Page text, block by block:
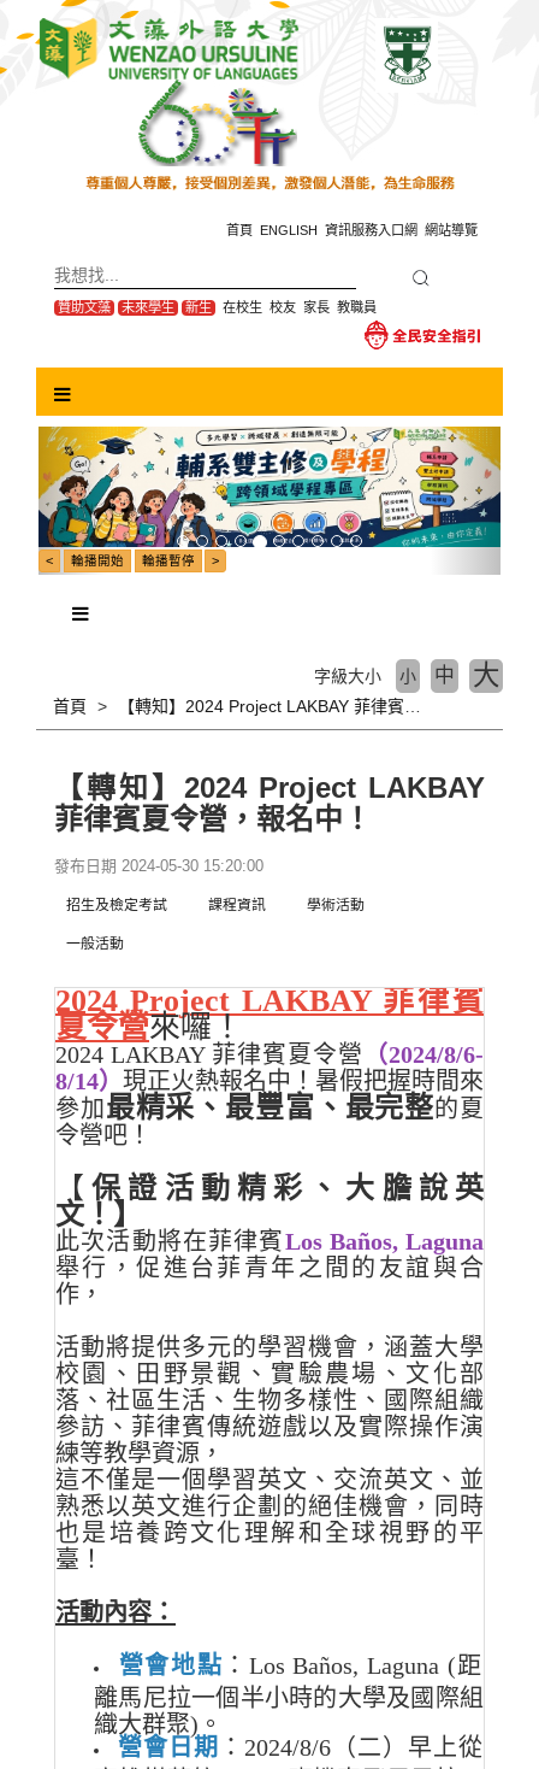
主
首頁 ENGLISH 資訊服務入口網 網站導覽
贊助文藻 未來學生 新生 在校生 校友 家長 教職員
Previous Next
首頁 【轉知】2024 Project LAKBAY 菲律賓夏令營，報名中！
字級大小 小 中 大
【轉知】2024 Project LAKBAY
菲律賓夏令營，報名中！
發布日期 2024-05-30 15:20:00
招生及檢定考試 課程資訊 學術活動
一般活動
2024 Project LAKBAY 菲律賓
夏令營來囉！
2024 LAKBAY 菲律賓夏令營 （2024/8/6-
8/14） 現正火熱報名中！暑假把握時間來
參加 最精采、最豐富、最完整的夏
令營吧！
【保證活動精彩、大膽說英
文！】
此次活動將在菲律賓Los Baños, Laguna
舉行，促進台菲青年之間的友誼與合
作，
活動將提供多元的學習機會，涵蓋大學
校園、田野景觀、實驗農場、文化部
落、社區生活、生物多樣性、國際組織
參訪、菲律賓傳統遊戲以及實際操作演
練等教學資源，
這不僅是一個學習英文、交流英文、並
熟悉以英文進行企劃的絕佳機會，同時
也是培養跨文化理解和全球視野的平
臺！
活動內容：
營會地點 ：Los Baños, Laguna (距
離馬尼拉一個半小時的大學及國際組
織大群聚)。
營會日期 ：2024/8/6（二）早上從